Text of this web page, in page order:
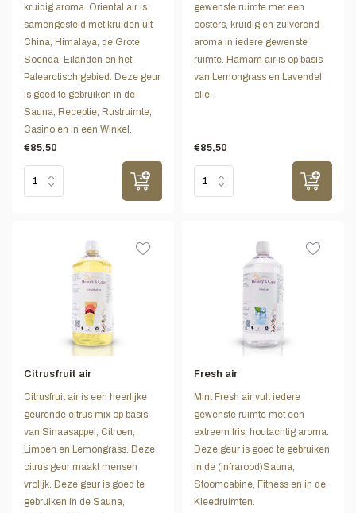
kruidig aroma. Oriental air is
samengesteld met kruiden uit
China, Himalaya, de Grote
Soenda, Eilanden en het
Palearctisch gebied. Deze geur
is goed te gebruiken in de
Sauna, Receptie, Rustruimte,
Casino en in een Winkel.
€85,50
gewenste ruimte met een
oosters, kruidig en zuiverend
aroma in iedere gewenste
ruimte. Hamam air is op basis
van Lemongrass en Lavendel
olie.
€85,50
Citrusfruit air
Citrusfruit air is een heerlijke
geurende citrus mix op basis
van Sinaasappel, Citroen,
Limoen en Lemongrass. Deze
citrus geur maakt mensen
vrolijk. Deze geur is goed te
gebruiken in de Sauna,
Fresh air
Mint Fresh air vult iedere
gewenste ruimte met een
extreem fris, houtachtig aroma.
Deze geur is goed te gebruiken
in de (infrarood)Sauna,
Stoomcabine, Fitness en in de
Kleedruimten.